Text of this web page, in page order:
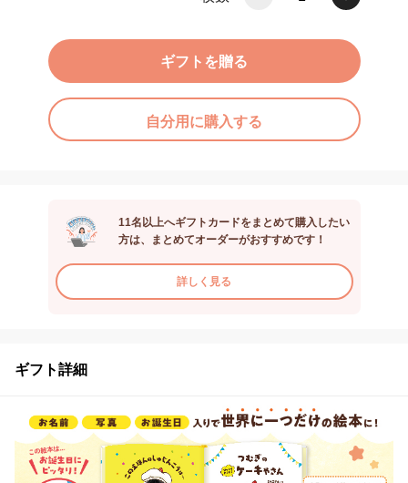
ギフトを贈る
自分用に購入する
11名以上へギフトカードをまとめて購入したい
方は、まとめてオーダーがおすすめです！
詳しく見る
ギフト詳細